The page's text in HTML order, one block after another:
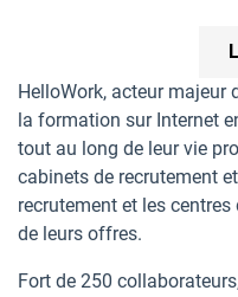
HelloWork, acteur majeur
la formation sur Internet
tout au long de leur vie
cabinets de recrutement
recrutement et les
de leurs offres.
Fort de 250